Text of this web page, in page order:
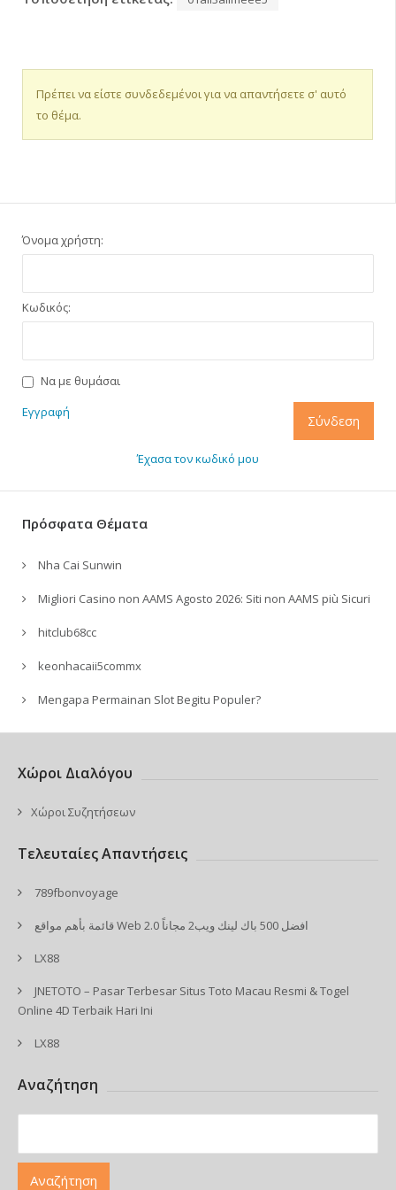
Πρέπει να είστε συνδεδεμένοι για να απαντήσετε σ' αυτό
το θέμα.
Όνομα χρήστη:
Κωδικός:
Να με θυμάσαι
Σύνδεση
Εγγραφή
Έχασα τον κωδικό μου
Πρόσφατα Θέματα
Nha Cai Sunwin
Migliori Casino non AAMS Agosto 2026: Siti non AAMS più Sicuri
hitclub68cc
keonhacaii5commx
Mengapa Permainan Slot Begitu Populer?
Χώροι Διαλόγου
Χώροι Συζητήσεων
Τελευταίες Απαντήσεις
789fbonvoyage
قائمة بأهم مواقع Web 2.0 افضل 500 باك لينك ويب2 مجاناً
LX88
JNETOTO – Pasar Terbesar Situs Toto Macau Resmi & Togel
Online 4D Terbaik Hari Ini
LX88
Αναζήτηση